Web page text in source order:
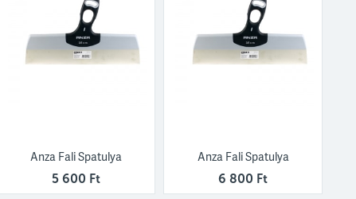
Anza Fali Spatulya
5 600 Ft
Anza Fali Spatulya
6 800 Ft